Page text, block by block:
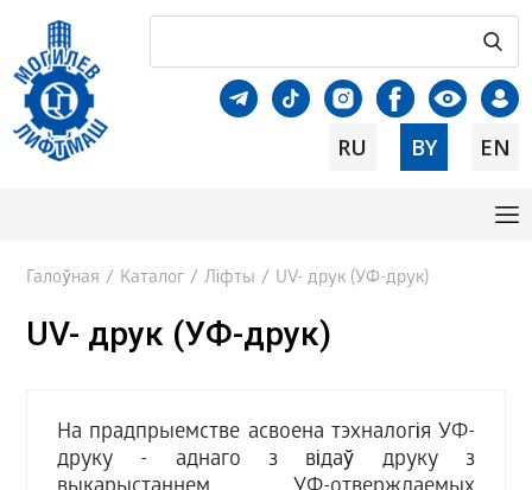
RU BY EN
Галоўная / Каталог / Ліфты / UV- друк (УФ-друк)
UV- друк (УФ-друк)
На прадпрыемстве асвоена тэхналогія УФ-
друку - аднаго з відаў друку з